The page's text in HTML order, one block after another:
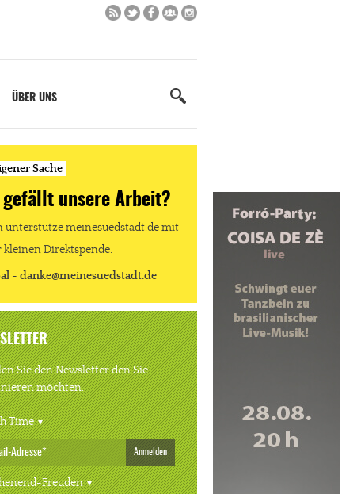
ÜBER UNS
Sache
gefällt unsere Arbeit?
unterstütze meinesuedstadt.de mit
kleinen Direktspende.
- danke@meinesuedstadt.de
Sie den Newsletter den Sie
möchten.
Time
Anmelden
Freuden